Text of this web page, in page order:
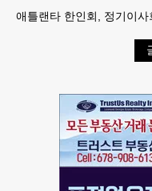
애틀랜타 한인회, 정기이사